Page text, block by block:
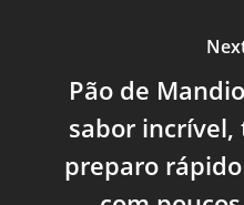
Pão de
sabor
preparo